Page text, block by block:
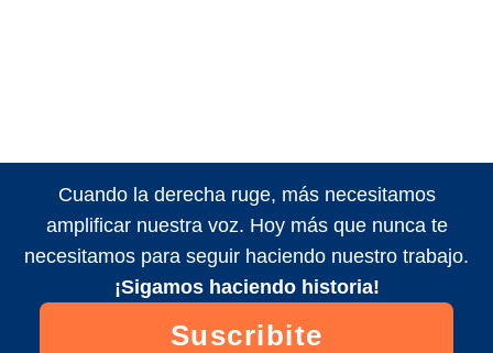
Cuando la derecha ruge, más necesitamos
amplificar nuestra voz. Hoy más que nunca te
necesitamos para seguir haciendo nuestro trabajo.
¡Sigamos haciendo historia!
Suscribite